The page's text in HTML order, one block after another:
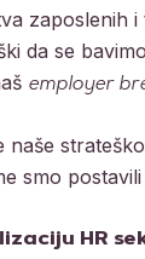
zaposlenih
da se
employer
naše
smo
HR